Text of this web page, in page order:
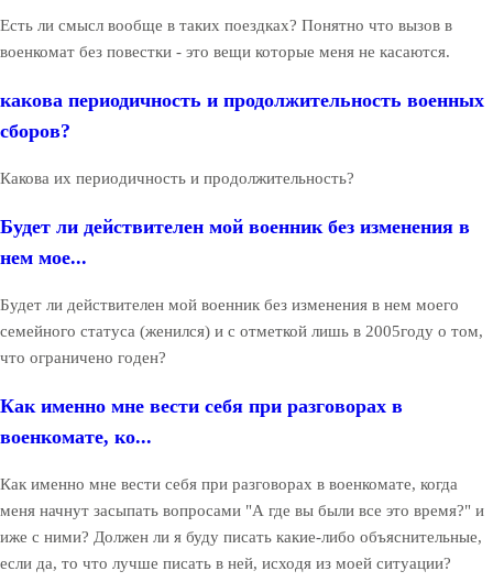
Есть ли смысл вообще в таких поездках? Понятно что вызов в
военкомат без повестки - это вещи которые меня не касаются.
какова периодичность и продолжительность военных
сборов?
Какова их периодичность и продолжительность?
Будет ли действителен мой военник без изменения в
нем мое...
Будет ли действителен мой военник без изменения в нем моего
семейного статуса (женился) и с отметкой лишь в 2005году о том,
что ограничено годен?
Как именно мне вести себя при разговорах в
военкомате, ко...
Как именно мне вести себя при разговорах в военкомате, когда
меня начнут засыпать вопросами "А где вы были все это время?" и
иже с ними? Должен ли я буду писать какие-либо объяснительные,
если да, то что лучше писать в ней, исходя из моей ситуации?